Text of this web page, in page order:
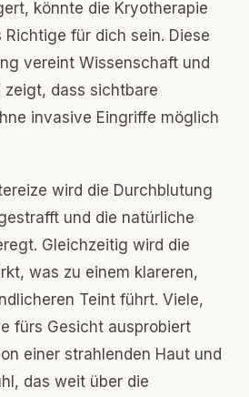
könnte die Kryotherapie
für dich sein. Diese
vereint Wissenschaft und
zeigt, dass sichtbare
invasive Eingriffe möglich
wird die Durchblutung
und die natürliche
Gleichzeitig wird die
was zu einem klareren,
Teint führt. Viele,
fürs Gesicht ausprobiert
einer strahlenden Haut und
das weit über die